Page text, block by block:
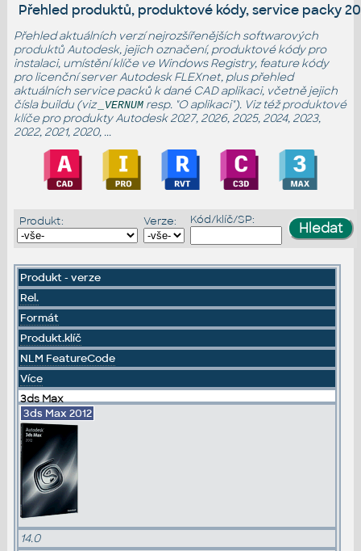
Přehled produktů, produktové kódy, service packy
Přehled aktuálních verzí nejrozšířenějších softwarových
produktů Autodesk, jejich označení, produktové kódy pro
instalaci, umístění klíče ve Windows Registry, feature kódy
pro licenční server Autodesk FLEXnet, plus přehled
aktuálních service packů k dané CAD aplikaci, včetně jejich
čísla buildu (viz _VERNUMresp. "O aplikaci"). Viz téžproduktové
klíčepro produkty Autodesk 2027, 2026, 2025, 2024, 2023,
2022, 2021, 2020, ...
Produkt: Verze: Kód/klíč/SP:
Produkt - verze
Rel.
Formát
Produkt.klíč
NLM FeatureCode
Více
3ds Max
3ds Max 2012
14.0